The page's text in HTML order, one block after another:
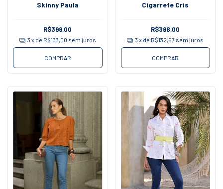
Skinny Paula
R$399,00
3 x de R$133,00 sem juros
COMPRAR
Cigarrete Cris
R$398,00
3 x de R$132,67 sem juros
COMPRAR